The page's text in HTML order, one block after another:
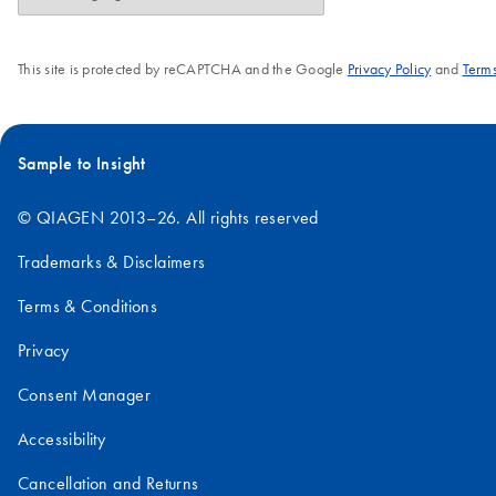
This site is protected by reCAPTCHA and the Google Privacy Policyand
Sample to Insight
© QIAGEN 2013–26. All rights reserved
Trademarks & Disclaimers
Terms & Conditions
Privacy
Consent Manager
Accessibility
Cancellation and Returns